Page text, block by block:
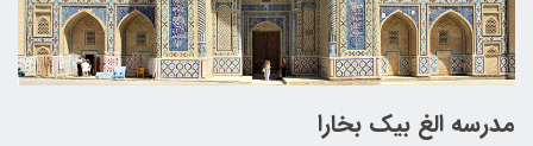
مدرسه الغ بیک بخارا